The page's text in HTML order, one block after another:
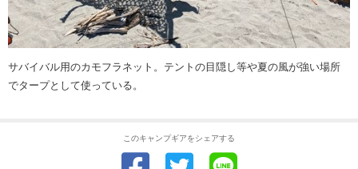
サバイバル用のカモフラネット。テントの目隠し等や夏の風が強い場所
でタープとして使っている。
このキャンプギアをシェアする